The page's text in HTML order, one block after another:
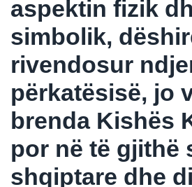
aspektin fizik
simbolik,
rivendosur
përkatësisë, jo
brenda Kishës
por në të gjithë
shqiptare dhe